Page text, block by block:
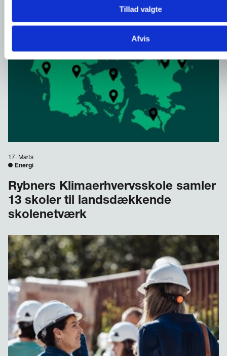
Tillad valgte
Afvis
17. Marts
Energi
Rybners Klimaerhvervsskole samler
13 skoler til landsdækkende
skolenetværk